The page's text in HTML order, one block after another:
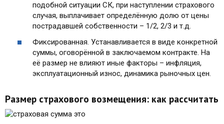
подобной ситуации СК, при наступлении страхового
случая, выплачивает определённую долю от цены
пострадавшей собственности – 1/2, 2/3 и т.д.
Фиксированная. Устанавливается в виде конкретной
суммы, оговорённой в заключаемом контракте. На
её размер не влияют иные факторы – инфляция,
эксплуатационный износ, динамика рыночных цен.
Размер страхового возмещения: как рассчитать